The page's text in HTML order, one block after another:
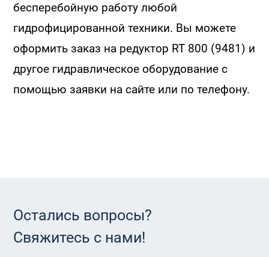
бесперебойную работу любой
гидрофицированной техники. Вы можете
оформить заказ на редуктор RT 800 (9481) и
другое гидравлическое оборудование с
помощью заявки на сайте или по телефону.
Остались вопросы?
Свяжитесь с нами!